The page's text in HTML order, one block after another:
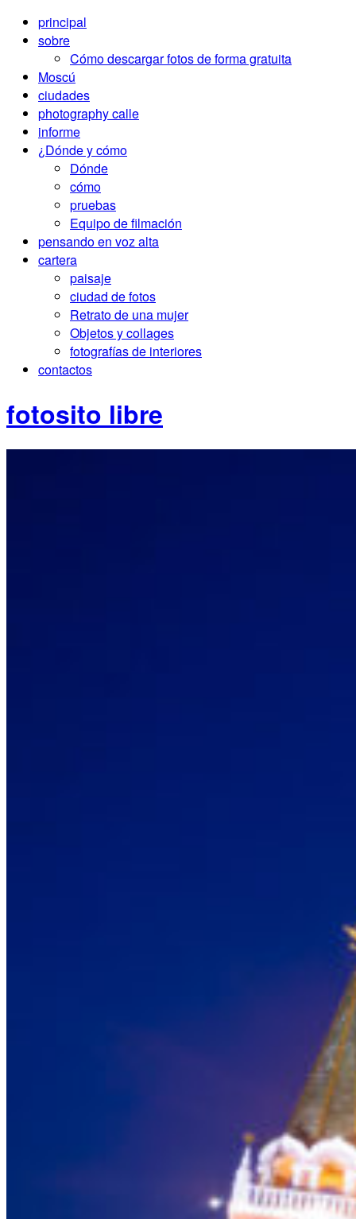
principal
sobre
Cómo descargar fotos de forma gratuita
Moscú
ciudades
photography calle
informe
¿Dónde y cómo
Dónde
cómo
pruebas
Equipo de filmación
pensando en voz alta
cartera
paisaje
ciudad de fotos
Retrato de una mujer
Objetos y collages
fotografías de interiores
contactos
fotosito libre